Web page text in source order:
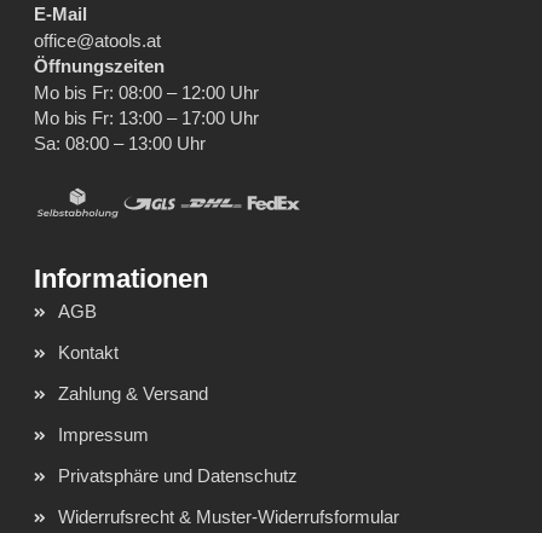
E-Mail
office@atools.at
Öffnungszeiten
Mo bis Fr: 08:00 – 12:00 Uhr
Mo bis Fr: 13:00 – 17:00 Uhr
Sa: 08:00 – 13:00 Uhr
AGB
Kontakt
Zahlung & Versand
Impressum
Privatsphäre und Datenschutz
Widerrufsrecht & Muster-Widerrufsformular